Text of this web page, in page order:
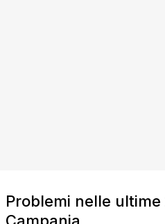
Problemi nelle